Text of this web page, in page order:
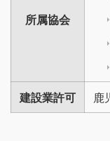
所属協会
建設業許可
鹿